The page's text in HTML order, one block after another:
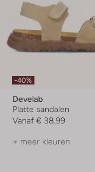
-40%
Develab
Platte sandalen
Vanaf € 38,99
+ meer kleuren